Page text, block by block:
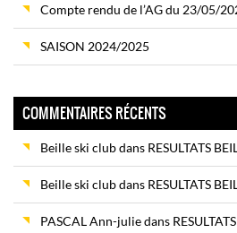
Compte rendu de l’AG du 23/05/
SAISON 2024/2025
COMMENTAIRES RÉCENTS
Beille ski clubdans RESULTATS
Beille ski clubdans RESULTATS
PASCAL Ann-juliedans